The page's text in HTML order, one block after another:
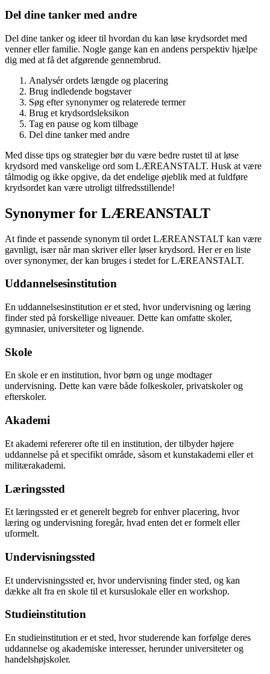
Del dine tanker med andre
Del dine tanker og ideer til hvordan du kan løse krydsordet med
venner eller familie. Nogle gange kan en andens perspektiv hjælpe
dig med at få det afgørende gennembrud.
Analysér ordets længde og placering
Brug indledende bogstaver
Søg efter synonymer og relaterede termer
Brug et krydsordsleksikon
Tag en pause og kom tilbage
Del dine tanker med andre
Med disse tips og strategier bør du være bedre rustet til at løse
krydsord med vanskelige ord som LÆREANSTALT. Husk at være
tålmodig og ikke opgive, da det endelige øjeblik med at fuldføre
krydsordet kan være utroligt tilfredsstillende!
Synonymer for LÆREANSTALT
At finde et passende synonym til ordet LÆREANSTALT kan være
gavnligt, især når man skriver eller løser krydsord. Her er en liste
over synonymer, der kan bruges i stedet for LÆREANSTALT.
Uddannelsesinstitution
En uddannelsesinstitution er et sted, hvor undervisning og læring
finder sted på forskellige niveauer. Dette kan omfatte skoler,
gymnasier, universiteter og lignende.
Skole
En skole er en institution, hvor børn og unge modtager
undervisning. Dette kan være både folkeskoler, privatskoler og
efterskoler.
Akademi
Et akademi refererer ofte til en institution, der tilbyder højere
uddannelse på et specifikt område, såsom et kunstakademi eller et
militærakademi.
Læringssted
Et læringssted er et generelt begreb for enhver placering, hvor
læring og undervisning foregår, hvad enten det er formelt eller
uformelt.
Undervisningssted
Et undervisningssted er, hvor undervisning finder sted, og kan
dække alt fra en skole til et kursuslokale eller en workshop.
Studieinstitution
En studieinstitution er et sted, hvor studerende kan forfølge deres
uddannelse og akademiske interesser, herunder universiteter og
handelshøjskoler.